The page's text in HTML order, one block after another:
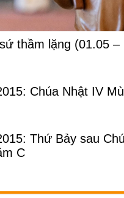
thầm lặng (01.05 –
Chúa Nhật IV
Thứ Bảy sau
C